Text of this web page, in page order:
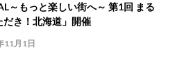
～もっと楽しい街へ～ 第1回 まる
だき！北海道」開催
11月1日